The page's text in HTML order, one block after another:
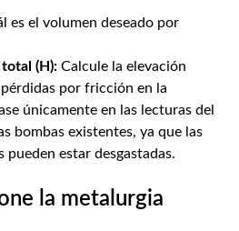
es el volumen deseado por
(H): Calcule la elevación
por fricción en la
únicamente en las lecturas del
bombas existentes, ya que las
pueden estar desgastadas.
la metalurgia